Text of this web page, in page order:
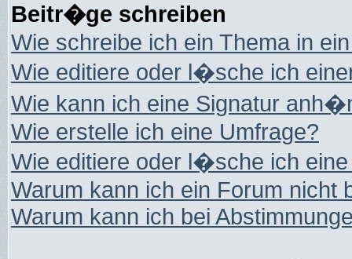
Beitr�ge schreiben
Wie schreibe ich ein Thema in
Wie editiere oder l�sche ich
Wie kann ich eine Signatur
Wie erstelle ich eine Umfrage?
Wie editiere oder l�sche ich
Warum kann ich ein Forum nicht
Warum kann ich bei